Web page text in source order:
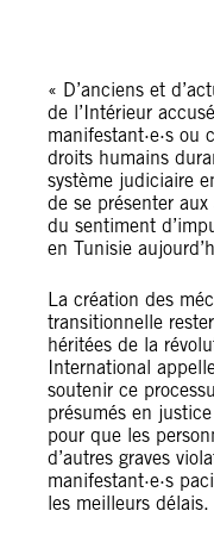
« D’anciens et
de l’Intérieur
manifestant·e·s ou
droits humains
système judiciaire
de se présenter
du sentiment
en Tunisie
La création des
transitionnelle
héritées de la
International
soutenir ce
présumés en
pour que les
d’autres graves
manifestant·e·s
les meilleurs délais.